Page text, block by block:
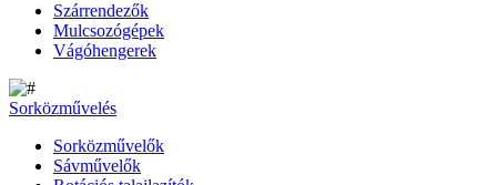
Szárrendezők
Mulcsozógépek
Vágóhengerek
Sorközművelés
Sorközművelők
Sávművelők